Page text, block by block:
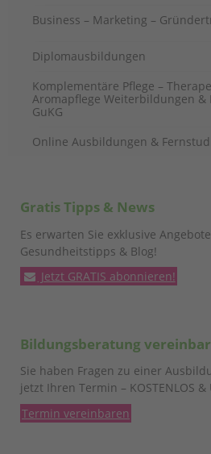
Business – Marketing –
Diplomausbildungen
Komplementäre Pflege –
Aromapflege Weiterbildungen &
GuKG
Online Ausbildungen &
Gratis Tipps & News
Es erwarten Sie exklusive
Gesundheitstipps & Blog!
Jetzt GRATIS abonnieren!
Bildungsberatung
Sie haben Fragen zu einer
jetzt Ihren Termin – KOSTENLOS &
Termin vereinbaren